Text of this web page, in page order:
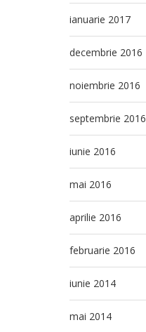
ianuarie 2017
decembrie 2016
noiembrie 2016
septembrie 2016
iunie 2016
mai 2016
aprilie 2016
februarie 2016
iunie 2014
mai 2014